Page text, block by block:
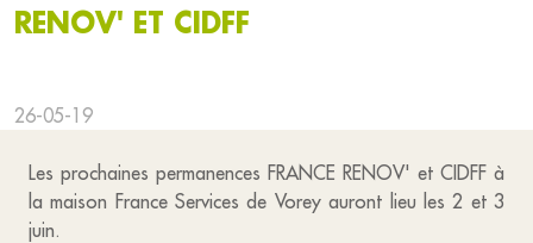
RENOV' ET CIDFF
26-05-19
Les prochaines permanences FRANCE RENOV' et CIDFF à
la maison France Services de Vorey auront lieu les 2 et 3
juin.